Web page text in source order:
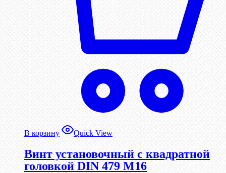
В корзину Quick View
Винт установочный с квадратной
головкой DIN 479 М16